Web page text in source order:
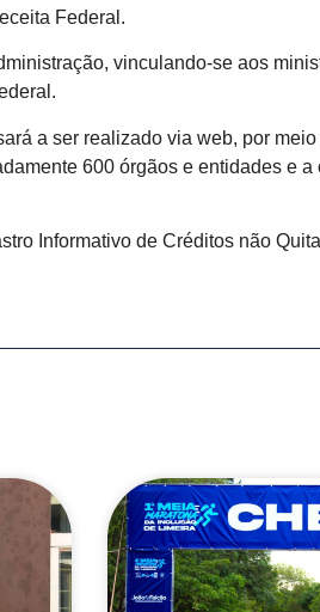
Federal.
vinculando-se aos
a ser realizado via web, por meio
600 órgãos e entidades e
Informativo de Créditos não